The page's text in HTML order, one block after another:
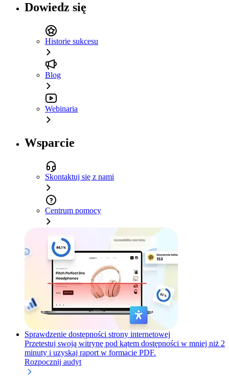
Dowiedz się
Historie sukcesu
Blog
Webinaria
Wsparcie
Skontaktuj się z nami
Centrum pomocy
Sprawdzenie dostępności strony internetowej
Przetestuj swoją witrynę pod kątem dostępności w mniej niż 2
minuty i uzyskaj raport w formacie PDF.
Rozpocznij audyt